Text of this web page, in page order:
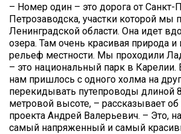
– Номер один – это дорога от Санкт-
Петрозаводска, участки которой мы
Ленинградской области. Она идет
озера. Там очень красивая природа
рельеф местности. Мы проходили
– это национальный парк в Карелии.
нам пришлось с одного холма на
перекидывать путепроводы длиной
метровой высоте, – рассказывает об
проекта Андрей Валерьевич. – Это,
самый напряженный и самый